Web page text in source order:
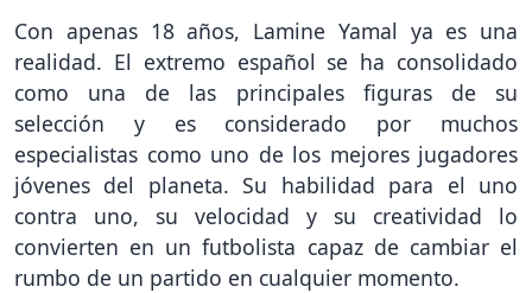
Con apenas 18 años, Lamine Yamal ya es una
realidad. El extremo español se ha consolidado
como una de las principales figuras de su
selección y es considerado por muchos
especialistas como uno de los mejores jugadores
jóvenes del planeta. Su habilidad para el uno
contra uno, su velocidad y su creatividad lo
convierten en un futbolista capaz de cambiar el
rumbo de un partido en cualquier momento.